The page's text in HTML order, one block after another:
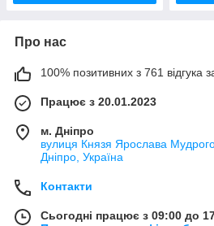
Про нас
100% позитивних з 761 відгука
Працює з 20.01.2023
м. Дніпро
вулиця Князя Ярослава
Дніпро, Україна
Контакти
Сьогодні працює з 09:00 до